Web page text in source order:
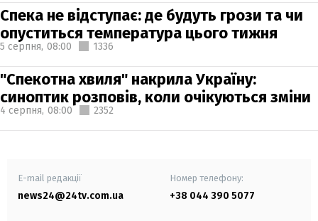
Спека не відступає: де будуть грози та чи
опуститься температура цього тижня
5 серпня, 08:00 1336
"Спекотна хвиля" накрила Україну:
синоптик розповів, коли очікуються зміни
4 серпня, 08:00 2352
E-mail редакції
news24@24tv.com.ua
Номер телефону:
+38 044 390 5077